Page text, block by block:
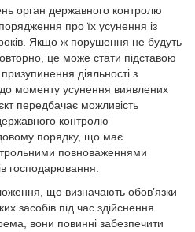
орган державного контролю
про їх усунення із
Якщо ж порушення не будуть
це може стати підставою
діяльності з
до моменту усунення виявлених
передбачає можливість
контролю
порядку, що має
повноваженнями
господарювання.
що визначають обов’язки
засобів під час здійснення
вони повинні забезпечити